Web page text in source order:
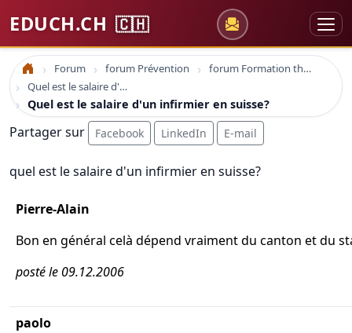
EDUCH.CH 🇨🇭
Accueil Forum forum Prévention
forum Formation thérapie
Quel est le salaire d'un infirmier en suisse?
Quel est le salaire d'un infirmier en suisse?
Partager sur Facebook LinkedIn E-mail
quel est le salaire d'un infirmier en suisse?
Pierre-Alain
Bon en général celà dépend vraiment du canton et du
posté le 09.12.2006
paolo